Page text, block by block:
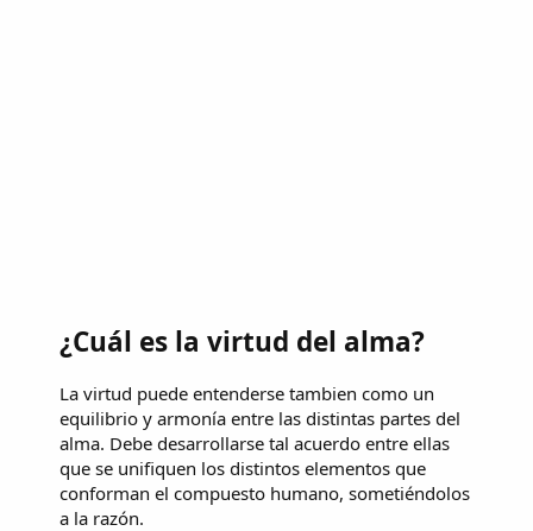
¿Cuál es la virtud del alma?
La virtud puede entenderse tambien como un
equilibrio y armonía entre las distintas partes del
alma. Debe desarrollarse tal acuerdo entre ellas
que se unifiquen los distintos elementos que
conforman el compuesto humano, sometiéndolos
a la razón.